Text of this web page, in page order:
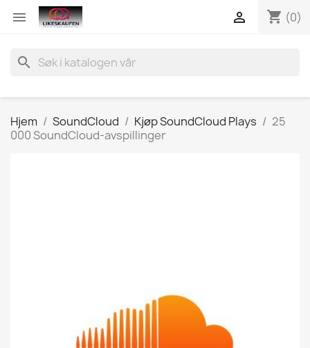
 shopping_cart (0)

search
Hjem SoundCloud Kjøp SoundCloud Plays
25
000 SoundCloud-avspillinger